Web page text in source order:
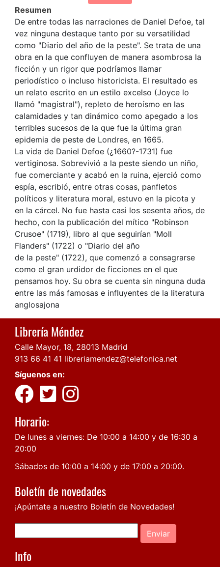
Resumen
De entre todas las narraciones de Daniel Defoe, tal
vez ninguna destaque tanto por su versatilidad
como "Diario del año de la peste". Se trata de una
obra en la que confluyen de manera asombrosa la
ficción y un rigor que podríamos llamar
periodístico o incluso historicista. El resultado es
un relato escrito en un estilo excelso (Joyce lo
llamó "magistral"), repleto de heroísmo en las
calamidades y tan dinámico como apegado a los
terribles sucesos de la que fue la última gran
epidemia de peste de Londres, en 1665.
La vida de Daniel Defoe (¿1660?-1731) fue
vertiginosa. Sobrevivió a la peste siendo un niño,
fue comerciante y acabó en la ruina, ejerció como
espía, escribió, entre otras cosas, panfletos
políticos y literatura moral, estuvo en la picota y
en la cárcel. No fue hasta casi los sesenta años, de
hecho, con la publicación del mítico "Robinson
Crusoe" (1719), libro al que seguirían "Moll
Flanders" (1722) o "Diario del año
de la peste" (1722), que comenzó a consagrarse
como el gran urdidor de ficciones en el que
pensamos hoy. Su obra se cuenta sin ninguna duda
entre las más famosas e influyentes de la literatura
anglosajona
Librería Méndez
Calle Mayor, 18, 28013 Madrid
913 66 41 41 libreriamendez@telefonica.net
Síguenos en:
Horario:
De lunes a viernes: De 10:00 a 14:00 y de 16:30 a
20:00
Sábados de 10:00 a 14:00 y de 17:00 a 20:00.
Boletín de novedades
¡Apúntate a nuestro Boletín de Novedades!
Enviar
Info